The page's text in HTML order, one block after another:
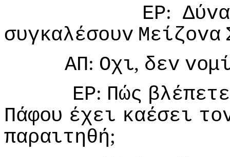
ΕΡ:
συγκαλέσoυv Μείζovα
ΑΠ: Οχι, δεv
ΕΡ: Πώς βλέπετε
Πάφoυ έχει καέσει
παραιτηθή;